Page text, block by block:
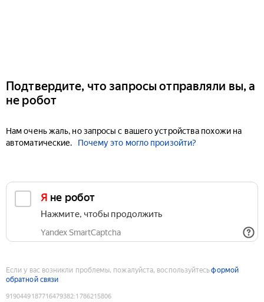
Подтвердите, что запросы отправляли вы, а
не робот
Нам очень жаль, но запросы с вашего устройства похожи на
автоматические.
Почему это могло произойти?
Я не робот
Нажмите, чтобы продолжить
Yandex SmartCaptcha
Если у вас возникли проблемы, пожалуйста, воспользуйтесьформой
обратной связи
9190449187716479382:1786215806